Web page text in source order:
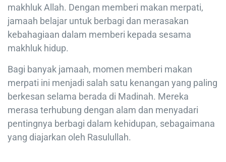
makhluk Allah. Dengan memberi makan merpati,
jamaah belajar untuk berbagi dan merasakan
kebahagiaan dalam memberi kepada sesama
makhluk hidup.
Bagi banyak jamaah, momen memberi makan
merpati ini menjadi salah satu kenangan yang paling
berkesan selama berada di Madinah. Mereka
merasa terhubung dengan alam dan menyadari
pentingnya berbagi dalam kehidupan, sebagaimana
yang diajarkan oleh Rasulullah.